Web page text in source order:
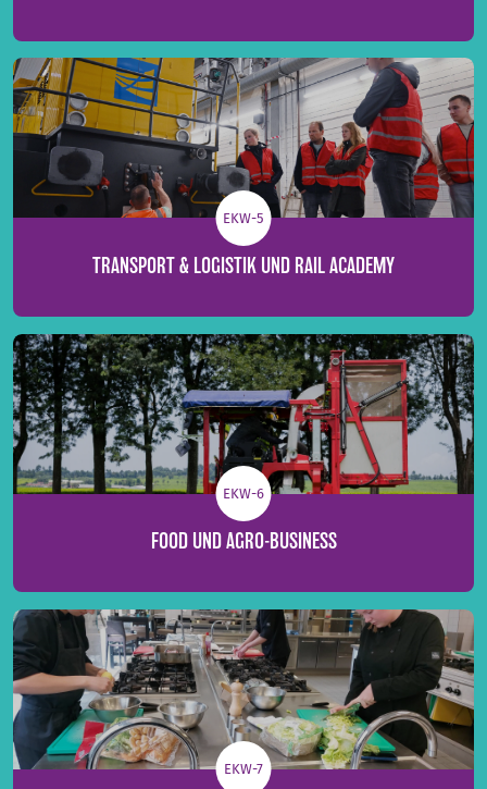
EKW-5
TRANSPORT & LOGISTIK UND RAIL ACADEMY
EKW-6
FOOD UND AGRO-BUSINESS
EKW-7